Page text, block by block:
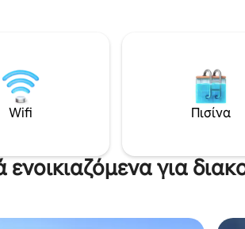
Υπάρχουν επίσης
και κλινοσκεπάσματα για τη
σας. Υπάρχει άπλετος χώρος
για οχήματα και σκάφη
Wifi Πισίνα
ενοικιαζόμενα για